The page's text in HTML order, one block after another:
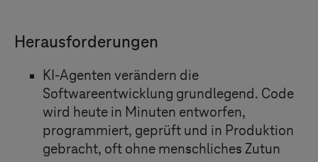
Herausforderungen
KI-Agenten verändern die
Softwareentwicklung grundlegend. Code
wird heute in Minuten entworfen,
programmiert, geprüft und in Produktion
gebracht, oft ohne menschliches Zutun